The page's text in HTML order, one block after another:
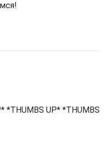
*THUMBS UP* *THUMBS